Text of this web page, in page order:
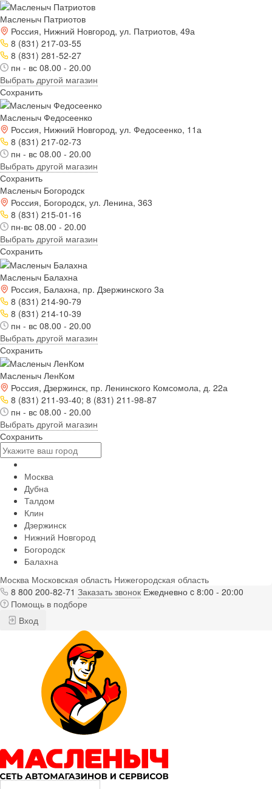
Масленыч Патриотов
Россия, Нижний Новгород, ул. Патриотов, 49а
8 (831) 217-03-55
8 (831) 281-52-27
пн - вс 08.00 - 20.00
Выбрать другой магазин
Сохранить
Масленыч Федосеенко
Россия, Нижний Новгород, ул. Федосеенко, 11а
8 (831) 217-02-73
пн - вс 08.00 - 20.00
Выбрать другой магазин
Сохранить
Масленыч Богородск
Россия, Богородск, ул. Ленина, 363
8 (831) 215-01-16
пн-вс 08.00 - 20.00
Выбрать другой магазин
Сохранить
Масленыч Балахна
Россия, Балахна, пр. Дзержинского 3а
8 (831) 214-90-79
8 (831) 214-10-39
пн - вс 08.00 - 20.00
Выбрать другой магазин
Сохранить
Масленыч ЛенКом
Россия, Дзержинск, пр. Ленинского Комсомола, д. 22а
8 (831) 211-93-40; 8 (831) 211-98-87
пн - вс 08.00 - 20.00
Выбрать другой магазин
Сохранить
Москва
Дубна
Талдом
Клин
Дзержинск
Нижний Новгород
Богородск
Балахна
Москва Московская область Нижегородская область
8 800 200-82-71 Заказать звонок Ежедневно c 8:00 - 20:00
Помощь в подборе
Вход